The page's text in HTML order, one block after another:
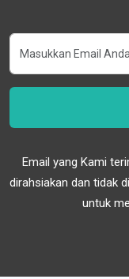
Email yang Kami
dirahsiakan dan tidak
untuk